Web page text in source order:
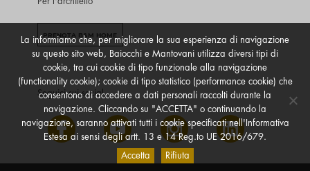
PRENOTA B&M HOME
Seguici sui social
La informiamo che, per migliorare la sua esperienza di navigazione
su questo sito web, Baiocchi e Mantovani utilizza diversi tipi di
cookie, tra cui cookie di tipo funzionale alla navigazione
(functionality cookie); cookie di tipo statistico (performance cookie) che
consentono di accedere a dati personali raccolti durante la
navigazione. Cliccando su "ACCETTA" o continuando la
navigazione, saranno attivati tutti i cookie specificati nell'Informativa
Estesa ai sensi degli artt. 13 e 14 Reg.to UE 2016/679.
Accetta Rifiuta